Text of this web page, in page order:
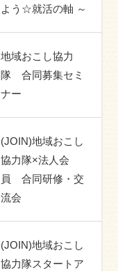
よう☆就活の軸 ～
地域おこし協力
隊 合同募集セミ
ナー
(JOIN)地域おこし
協力隊×法人会
員 合同研修・交
流会
(JOIN)地域おこし
協力隊スタートア